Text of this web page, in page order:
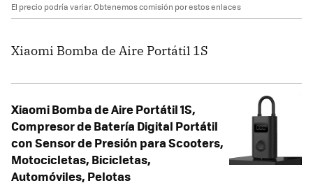
El precio podría variar. Obtenemos comisión por estos enlaces
Xiaomi Bomba de Aire Portátil 1S
Xiaomi Bomba de Aire Portátil 1S,
Compresor de Batería Digital Portátil
con Sensor de Presión para Scooters,
Motocicletas, Bicicletas,
Automóviles, Pelotas